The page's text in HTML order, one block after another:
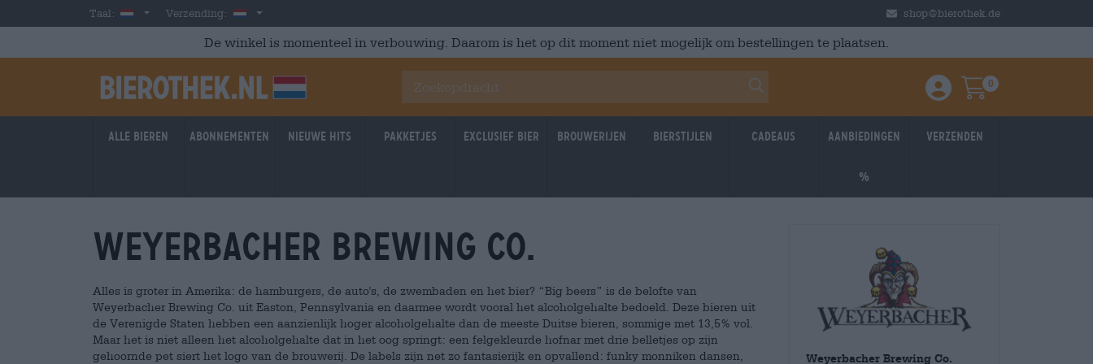
Skip to main content
Taal: DutchVerzending: Nederland shop@bierothek.de
De winkel is momenteel in verbouwing. Daarom is het op dit moment niet mogelijk om bestellingen te plaatsen.
Einloggen / Anmelden
Warenkorb
0
Alle bieren Abonnementen Nieuwe hits Pakketjes Exclusief Bier Brouwerijen Bierstijlen Cadeaus Aanbiedingen
%
Verzenden
Weyerbacher Brewing Co.
Alles is groter in Amerika: de hamburgers, de auto's, de zwembaden en het bier? “Big beers” is de belofte van
Weyerbacher Brewing Co. uit Easton, Pennsylvania en daarmee wordt vooral het alcoholgehalte bedoeld. Deze bieren uit
de Verenigde Staten hebben een aanzienlijk hoger alcoholgehalte dan de meeste Duitse bieren, sommige met 13,5% vol.
Maar het is niet alleen het alcoholgehalte dat in het oog springt: een felgekleurde hofnar met drie belletjes op zijn
gehoornde pet siert het logo van de brouwerij. De labels zijn net zo fantasierijk en opvallend: funky monniken dansen,
Weyerbacher Brewing Co.